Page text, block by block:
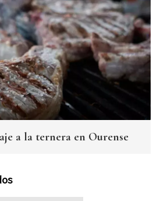
a la ternera en Ourense